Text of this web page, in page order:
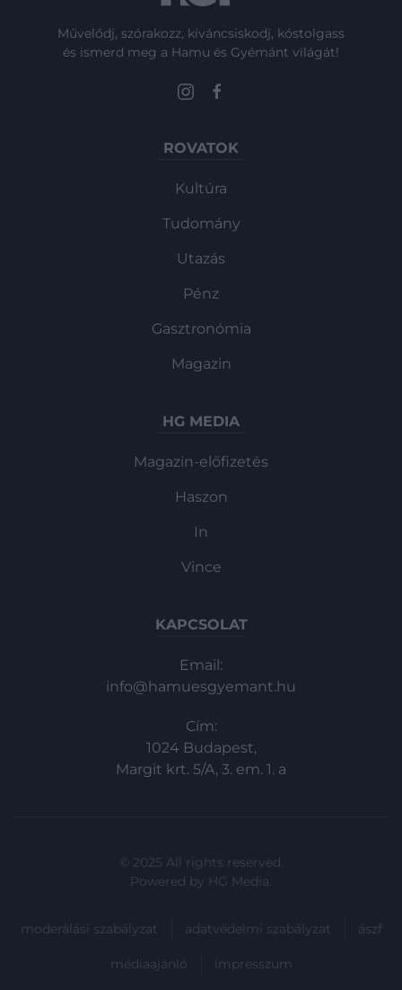
Művelődj, szórakozz, kíváncsiskodj, kóstolgass
és ismerd meg a Hamu és Gyémánt világát!
ROVATOK
Kultúra
Tudomány
Utazás
Pénz
Gasztronómia
Magazin
HG MEDIA
Magazin-előfizetés
Haszon
In
Vince
KAPCSOLAT
Email:
info@hamuesgyemant.hu
Cím:
1024 Budapest,
Margit krt. 5/A, 3. em. 1. a
© 2025 All rights reserved.
Powered by HG Media.
moderálási szabályzat adatvédelmi szabályzat ászf
médiaajánló impresszum